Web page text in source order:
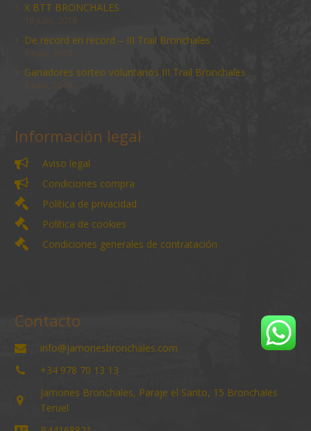
X BTT BRONCHALES
18 julio, 2018
De record en record – III Trail Bronchales
3 julio, 2018
Ganadores sorteo voluntarios III Trail Bronchales
3 julio, 2018
Información legal
Aviso legal
Condiciones compra
Política de privacidad
Política de cookies
Condiciones generales de contratación
Contacto
info@jamonesbronchales.com
+34 978 70 13 13
Jamones Bronchales, Paraje el Santo, 15 Bronchales
Teruel